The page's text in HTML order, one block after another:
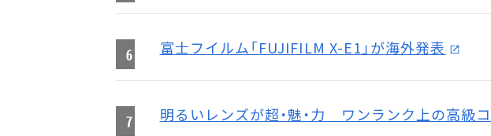
富士フイルム「FUJIFILM X-E1」が海外発表
明るいレンズが超・魅・力 ワンランク上の高級コ